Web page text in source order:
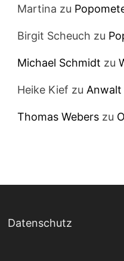
Martina zu
Birgit Scheuch zu
Michael Schmidt zu
Heike Kief zu Anwalt
Thomas Webers zu
Datenschutz